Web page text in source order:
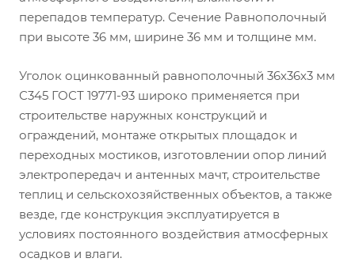
перепадов температур. Сечение Равнополочный
при высоте 36 мм, ширине 36 мм и толщине мм.
Уголок оцинкованный равнополочный 36х36х3 мм
С345 ГОСТ 19771-93 широко применяется при
строительстве наружных конструкций и
ограждений, монтаже открытых площадок и
переходных мостиков, изготовлении опор линий
электропередач и антенных мачт, строительстве
теплиц и сельскохозяйственных объектов, а также
везде, где конструкция эксплуатируется в
условиях постоянного воздействия атмосферных
осадков и влаги.